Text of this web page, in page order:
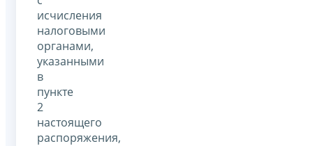
исчисления
налоговыми
органами,
указанными
в
пункте
2
настоящего
распоряжения,